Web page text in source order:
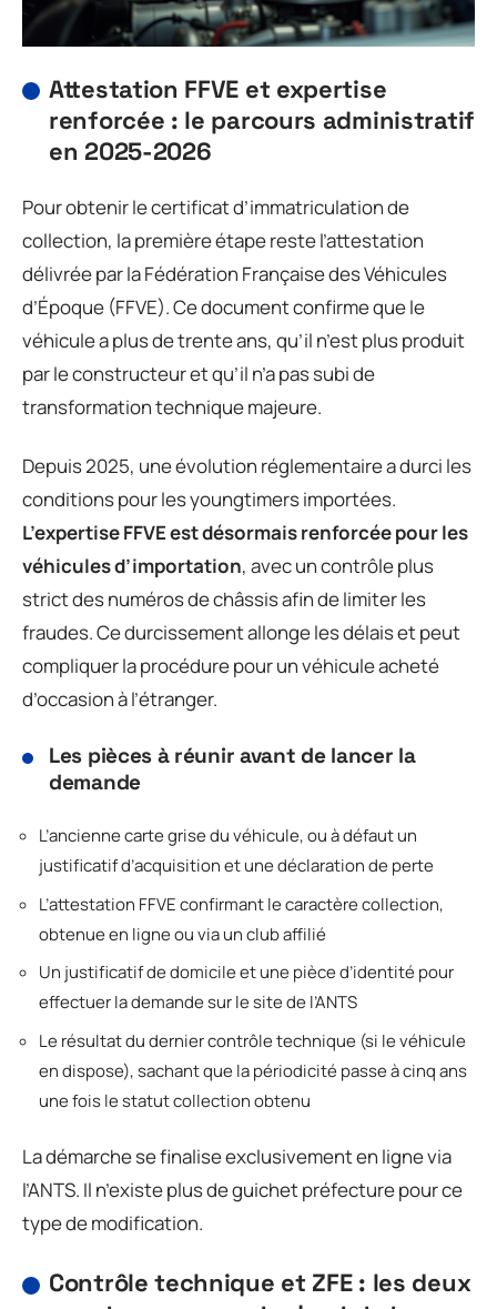
Attestation FFVE et expertise
renforcée : le parcours administratif
en 2025-2026
Pour obtenir le certificat d’immatriculation de
collection, la première étape reste l’attestation
délivrée par la Fédération Française des Véhicules
d’Époque (FFVE). Ce document confirme que le
véhicule a plus de trente ans, qu’il n’est plus produit
par le constructeur et qu’il n’a pas subi de
transformation technique majeure.
Depuis 2025, une évolution réglementaire a durci les
conditions pour les youngtimers importées.
L’expertise FFVE est désormais renforcée pour les
véhicules d’importation, avec un contrôle plus
strict des numéros de châssis afin de limiter les
fraudes. Ce durcissement allonge les délais et peut
compliquer la procédure pour un véhicule acheté
d’occasion à l’étranger.
Les pièces à réunir avant de lancer la
demande
L’ancienne carte grise du véhicule, ou à défaut un
justificatif d’acquisition et une déclaration de perte
L’attestation FFVE confirmant le caractère collection,
obtenue en ligne ou via un club affilié
Un justificatif de domicile et une pièce d’identité pour
effectuer la demande sur le site de l’ANTS
Le résultat du dernier contrôle technique (si le véhicule
en dispose), sachant que la périodicité passe à cinq ans
une fois le statut collection obtenu
La démarche se finalise exclusivement en ligne via
l’ANTS. Il n’existe plus de guichet préfecture pour ce
type de modification.
Contrôle technique et ZFE : les deux